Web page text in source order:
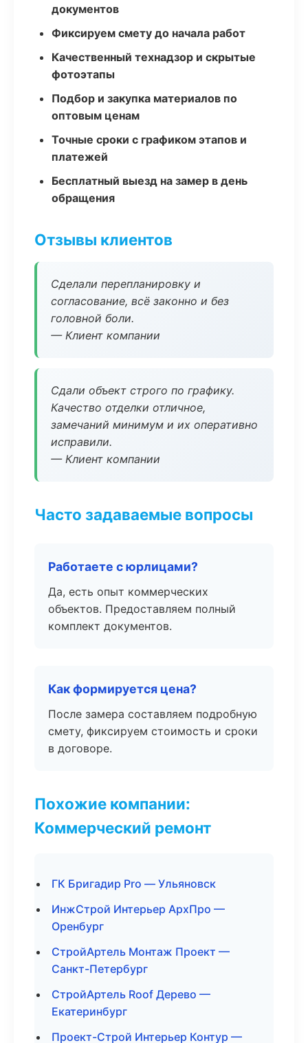
документов
Фиксируем смету до начала работ
Качественный технадзор и скрытые
фотоэтапы
Подбор и закупка материалов по
оптовым ценам
Точные сроки с графиком этапов и
платежей
Бесплатный выезд на замер в день
обращения
Отзывы клиентов
Сделали перепланировку и
согласование, всё законно и без
головной боли.
— Клиент компании
Сдали объект строго по графику.
Качество отделки отличное,
замечаний минимум и их оперативно
исправили.
— Клиент компании
Часто задаваемые вопросы
Работаете с юрлицами?
Да, есть опыт коммерческих
объектов. Предоставляем полный
комплект документов.
Как формируется цена?
После замера составляем подробную
смету, фиксируем стоимость и сроки
в договоре.
Похожие компании:
Коммерческий ремонт
ГК Бригадир Pro — Ульяновск
ИнжСтрой Интерьер АрхПро —
Оренбург
СтройАртель Монтаж Проект —
Санкт-Петербург
СтройАртель Roof Дерево —
Екатеринбург
Проект-Строй Интерьер Контур —